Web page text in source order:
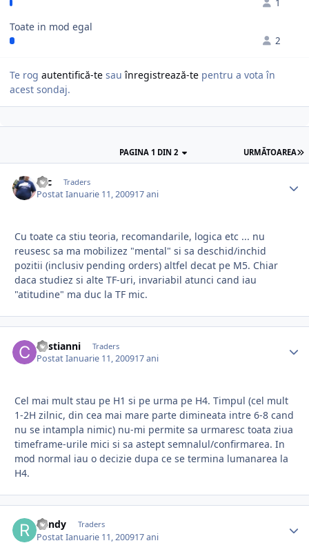
1
Toate in mod egal
2
Te rog autentifică-te sauînregistrează-te pentru a vota în
acest sondaj.
URMĂTOAREA
PAGINA 1 DIN 2
sec Traders
PostatIanuarie 11, 200917 ani
Cu toate ca stiu teoria, recomandarile, logica etc ... nu
reusesc sa ma mobilizez "mental" si sa deschid/inchid
pozitii (inclusiv pending orders) altfel decat pe M5. Chiar
daca studiez si alte TF-uri, invariabil atunci cand iau
"atitudine" ma duc la TF mic.
cristianni Traders
PostatIanuarie 11, 200917 ani
Cel mai mult stau pe H1 si pe urma pe H4. Timpul (cel mult
1-2H zilnic, din cea mai mare parte dimineata intre 6-8 cand
nu se intampla nimic) nu-mi permite sa urmaresc toata ziua
timeframe-urile mici si sa astept semnalul/confirmarea. In
mod normal iau o decizie dupa ce se termina lumanarea la
H4.
Randy Traders
PostatIanuarie 11, 200917 ani